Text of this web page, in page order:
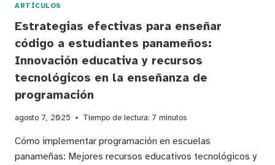
ARTÍCULOS
Estrategias efectivas para enseñar
código a estudiantes panameños:
Innovación educativa y recursos
tecnológicos en la enseñanza de
programación
agosto 7, 2025 Tiempo de lectura: 7 minutos
Cómo implementar programación en escuelas
panameñas: Mejores recursos educativos tecnológicos y